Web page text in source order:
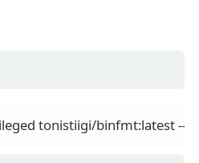
tonistiigi/binfmt:latest --